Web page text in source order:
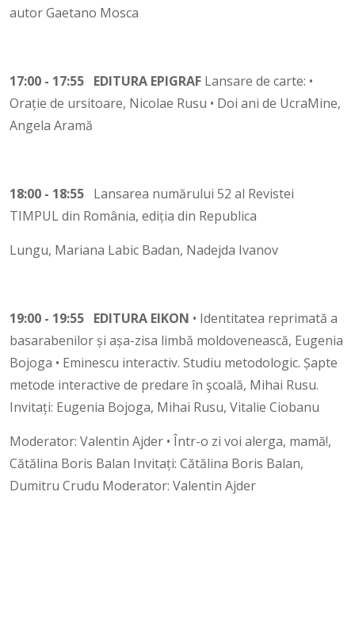
autor Gaetano Mosca
17:00 - 17:55 EDITURA EPIGRAF Lansare de carte: •
Orație de ursitoare, Nicolae Rusu • Doi ani de UcraMine,
Angela Aramă
18:00 - 18:55 Lansarea numărului 52 al Revistei
TIMPUL din România, ediția din Republica
Lungu, Mariana Labic Badan, Nadejda Ivanov
19:00 - 19:55 EDITURA EIKON • Identitatea reprimată a
basarabenilor și așa-zisa limbă moldovenească, Eugenia
Bojoga • Eminescu interactiv. Studiu metodologic. Șapte
metode interactive de predare în şcoală, Mihai Rusu.
Invitați: Eugenia Bojoga, Mihai Rusu, Vitalie Ciobanu
Moderator: Valentin Ajder • Într-o zi voi alerga, mamă!,
Cătălina Boris Balan Invitați: Cătălina Boris Balan,
Dumitru Crudu Moderator: Valentin Ajder